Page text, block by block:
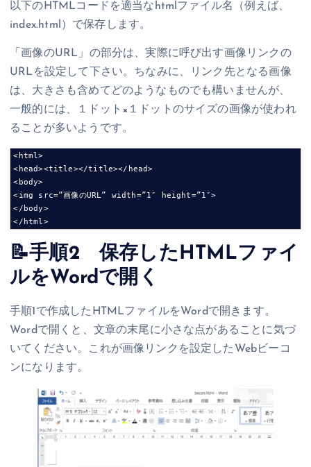
以下のHTMLコードを適当なhtmlファイル名（例えば、
index.html）で保存します。
「画像のURL」の部分は、実際に呼び出す画像リンクの
URLを設定して下さい。ちなみに、リンク先となる画像
は、大きさも含めてどのようなものでも構いませんが、
一般的には、１ドット×１ドットのサイズの画像が使われ
ることが多いようです。
<html>
<head><title></title></head>
<body>
<img src=”画像のURL” width=”1″ height=”1″>
</body>
</html>
📝手順2 保存したHTMLファイ
ルをWordで開く
手順1で作成したHTMLファイルをWordで開きます。
Wordで開くと、文章の末尾に小さな点があることに気づ
いてください。これが画像リンクを設定したWebビーコ
ンになります。